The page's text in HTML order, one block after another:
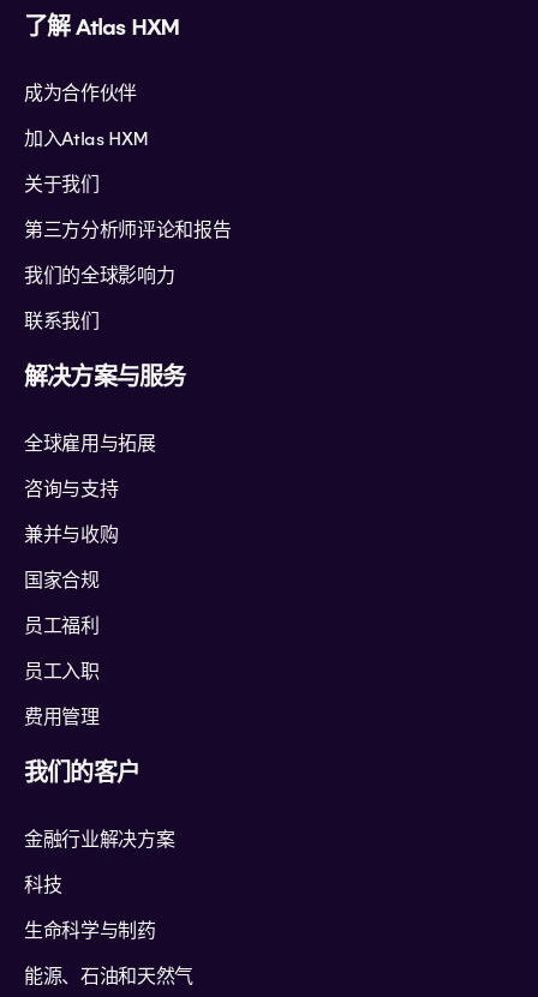
了解 Atlas HXM
成为合作伙伴
加入Atlas HXM
关于我们
第三方分析师评论和报告
我们的全球影响力
联系我们
解决方案与服务
全球雇用与拓展
咨询与支持
兼并与收购
国家合规
员工福利
员工入职
费用管理
我们的客户
金融行业解决方案
科技
生命科学与制药
能源、石油和天然气